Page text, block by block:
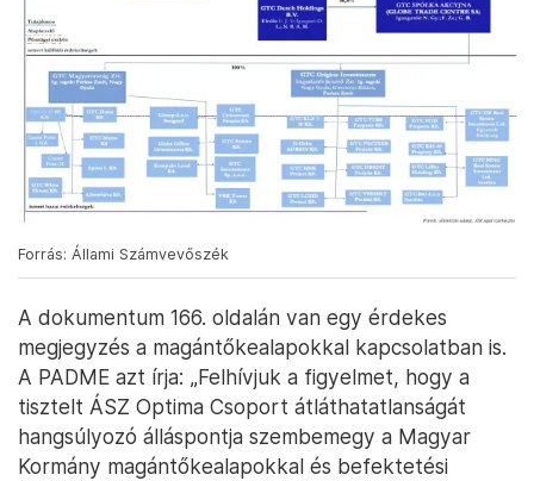
Forrás: Állami Számvevőszék
A dokumentum 166. oldalán van egy érdekes
megjegyzés a magántőkealapokkal kapcsolatban is.
A PADME azt írja: „Felhívjuk a figyelmet, hogy a
tisztelt ÁSZ Optima Csoport átláthatatlanságát
hangsúlyozó álláspontja szembemegy a Magyar
Kormány magántőkealapokkal és befektetési